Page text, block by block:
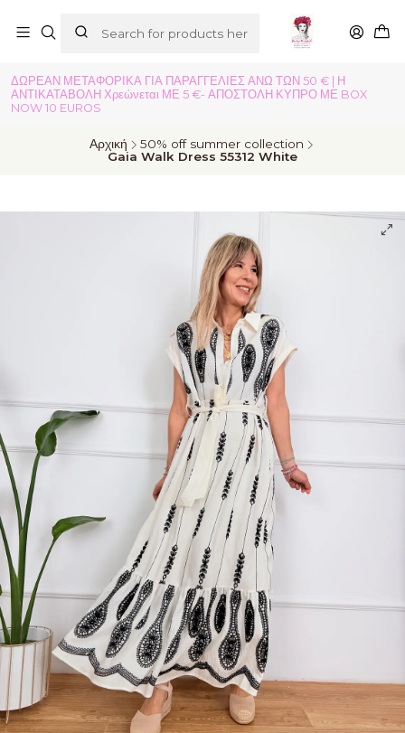
ΔΩΡΕΑΝ ΜΕΤΑΦΟΡΙΚΑ ΓΙΑ ΠΑΡΑΓΓΕΛΙΕΣ ΑΝΩ ΤΩΝ 50 € | Η
ΑΝΤΙΚΑΤΑΒΟΛΗ Χρεώνεται ΜΕ 5 €- ΑΠΟΣΤΟΛΗ ΚΥΠΡΟ ΜΕ BOX
NOW 10 EUROS
Αρχική
50% off summer collection
Gaia Walk Dress 55312 White